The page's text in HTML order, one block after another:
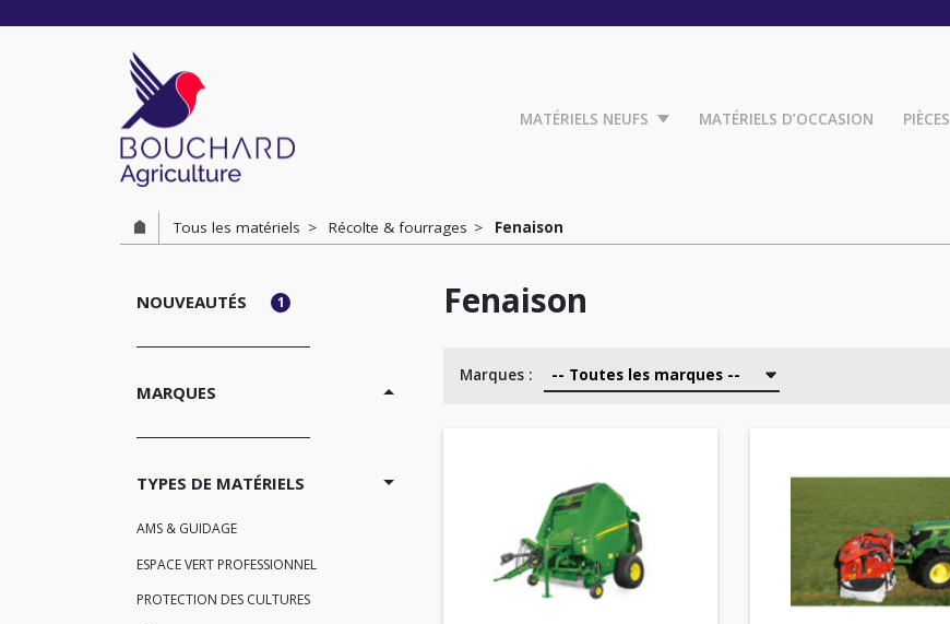
MATÉRIELS NEUFS MATÉRIELS D’OCCASION PIÈCES
Tous les matériels Récolte & fourrages Fenaison
NOUVEAUTÉS 1
MARQUES
TYPES DE MATÉRIELS
AMS & GUIDAGE
ESPACE VERT PROFESSIONNEL
PROTECTION DES CULTURES
Fenaison
Marques :